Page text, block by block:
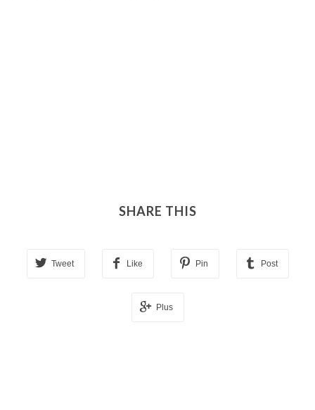
SHARE THIS
Tweet Like Pin Post
Plus